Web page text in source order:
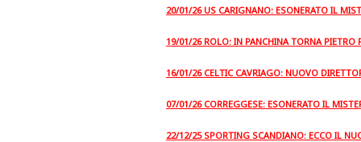
20/01/26 US CARIGNANO: ESONERATO IL
19/01/26 ROLO: IN PANCHINA TORNA PIETRO
16/01/26 CELTIC CAVRIAGO: NUOVO
07/01/26 CORREGGESE: ESONERATO IL
22/12/25 SPORTING SCANDIANO: ECCO IL